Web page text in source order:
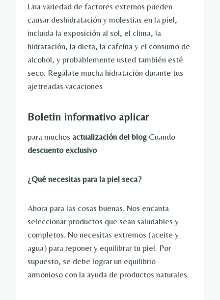
Una variedad de factores externos pueden
causar deshidratación y molestias en la piel,
incluida la exposición al sol, el clima, la
hidratación, la dieta, la cafeína y el consumo de
alcohol, y probablemente usted también esté
seco. Regálate mucha hidratación durante tus
ajetreadas vacaciones
Boletin informativo aplicar
para muchos actualización del blog Cuando
descuento exclusivo
¿Qué necesitas para la piel seca?
Ahora para las cosas buenas. Nos encanta
seleccionar productos que sean saludables y
completos. No necesitas extremos (aceite y
agua) para reponer y equilibrar tu piel. Por
supuesto, se debe lograr un equilibrio
armonioso con la ayuda de productos naturales.